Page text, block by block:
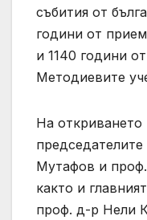
събития от
години от
и 1140 години
Методиевите
На откриването
Мутафов и
както и
проф. д-р Нели